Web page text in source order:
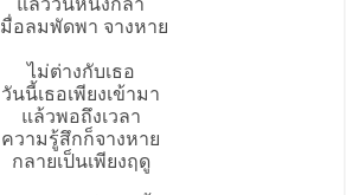
แล้ววันหนึ่งก็ลา
มื่อลมพัดพา จางหาย
ไม่ต่างกับเธอ
วันนี้เธอเพียงเข้ามา
แล้วพอถึงเวลา
ความรู้สึกก็จางหาย
กลายเป็นเพียงฤดู